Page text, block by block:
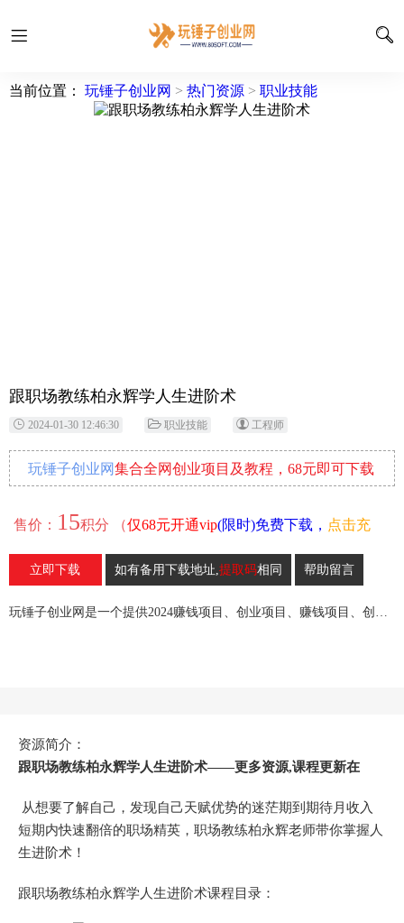
当前位置： 玩锤子创业网 > 热门资源 > 职业技能
跟职场教练柏永辉学人生进阶术
2024-01-30 12:46:30 职业技能 工程师
玩锤子创业网集合全网创业项目及教程，68元即可下载
售价： 15积分 （仅68元开通vip(限时)免费下载， 点击充
）
立即下载 如有备用下载地址,提取码相同 帮助留言
玩锤子创业网是一个提供2024赚钱项目、创业项目、赚钱项目、创业赚钱教程、引流教程的创业网,欢迎来玩锤子创业网！
资源简介：
跟职场教练柏永辉学人生进阶术——更多资源,课程更新在
从想要了解自己，发现自己天赋优势的迷茫期到期待月收入
短期内快速翻倍的职场精英，职场教练柏永辉老师带你掌握人
生进阶术！
跟职场教练柏永辉学人生进阶术课程目录：